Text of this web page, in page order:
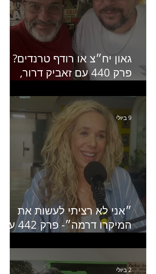
גאון יח״צ או רודף טרנדים?
פרק 440 עם זאביק דרור,
ותקשורת
״אני לא רציתי לעשות את
המיקרו דרמה״- פרק 442 עם
של יד2
9 ביולי
2 ביולי